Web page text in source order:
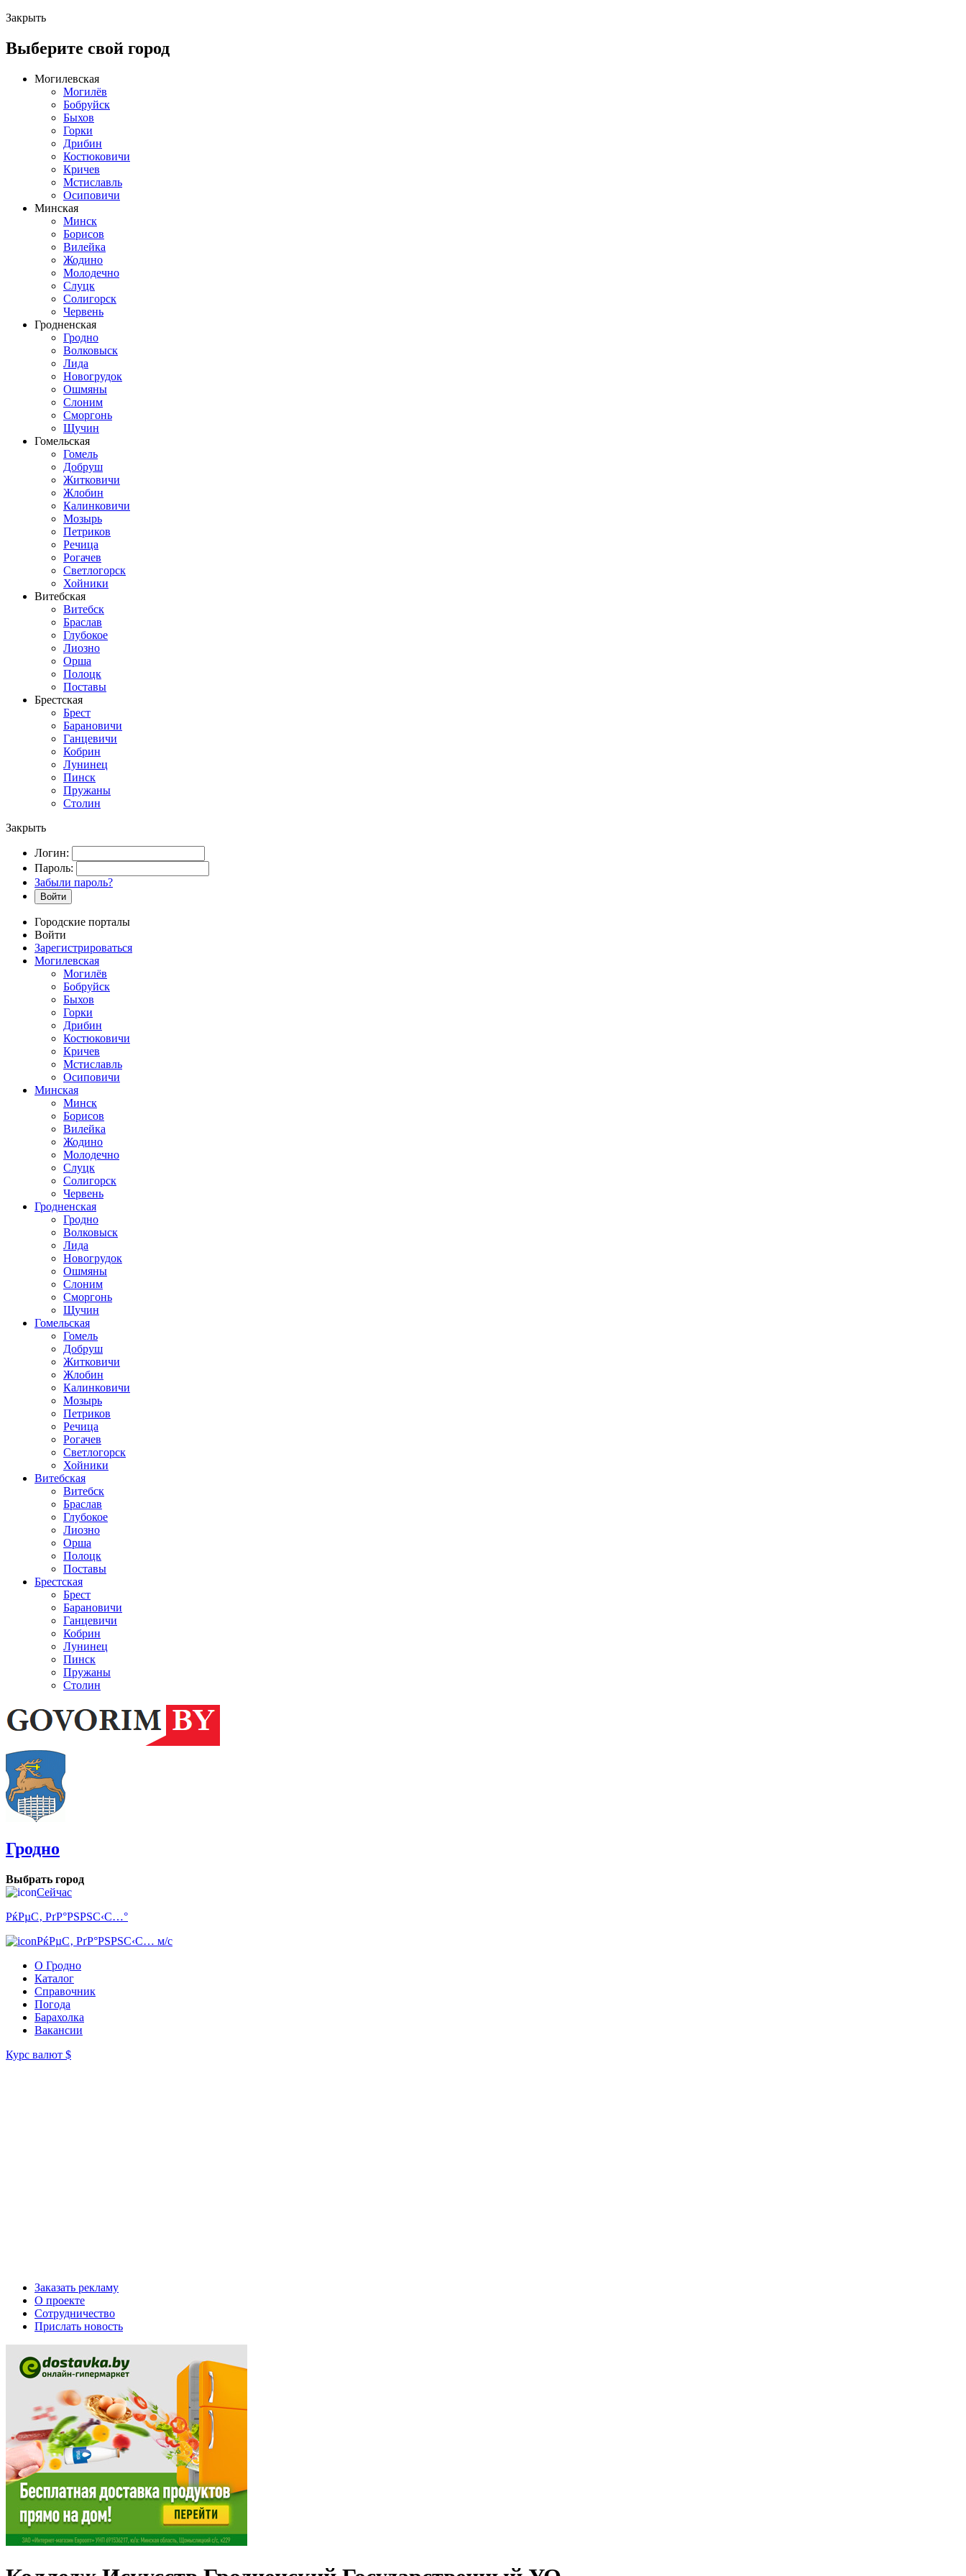
Закрыть
Выберите свой город
Могилевская
Могилёв
Бобруйск
Быхов
Горки
Дрибин
Костюковичи
Кричев
Мстиславль
Осиповичи
Минская
Минск
Борисов
Вилейка
Жодино
Молодечно
Слуцк
Солигорск
Червень
Гродненская
Гродно
Волковыск
Лида
Новогрудок
Ошмяны
Слоним
Сморгонь
Щучин
Гомельская
Гомель
Добруш
Житковичи
Жлобин
Калинковичи
Мозырь
Петриков
Речица
Рогачев
Светлогорск
Хойники
Витебская
Витебск
Браслав
Глубокое
Лиозно
Орша
Полоцк
Поставы
Брестская
Брест
Барановичи
Ганцевичи
Кобрин
Лунинец
Пинск
Пружаны
Столин
Закрыть
Логин:
Пароль:
Забыли пароль?
Войти
Городские порталы
Войти
Зарегистрироваться
Могилевская
Могилёв
Бобруйск
Быхов
Горки
Дрибин
Костюковичи
Кричев
Мстиславль
Осиповичи
Минская
Минск
Борисов
Вилейка
Жодино
Молодечно
Слуцк
Солигорск
Червень
Гродненская
Гродно
Волковыск
Лида
Новогрудок
Ошмяны
Слоним
Сморгонь
Щучин
Гомельская
Гомель
Добруш
Житковичи
Жлобин
Калинковичи
Мозырь
Петриков
Речица
Рогачев
Светлогорск
Хойники
Витебская
Витебск
Браслав
Глубокое
Лиозно
Орша
Полоцк
Поставы
Брестская
Брест
Барановичи
Ганцевичи
Кобрин
Лунинец
Пинск
Пружаны
Столин
Гродно
Выбрать город
Сейчас
РќРµС‚ РґР°РЅРЅС‹С…°
РќРµС‚ РґР°РЅРЅС‹С… м/с
О Гродно
Каталог
Справочник
Погода
Барахолка
Вакансии
Курс валют $
Заказать рекламу
О проекте
Сотрудничество
Прислать новость